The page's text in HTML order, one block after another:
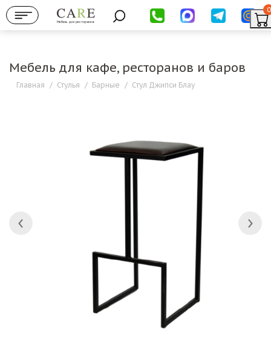
Мебель для ресторанов
0
Мебель для кафе, ресторанов и баров
Главная / Стулья / Барные / Стул Джипси Блау